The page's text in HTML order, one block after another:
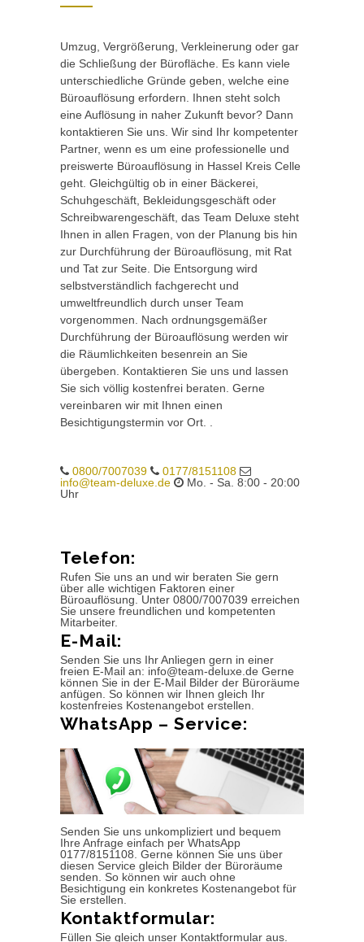
Umzug, Vergrößerung, Verkleinerung oder gar
die Schließung der Bürofläche. Es kann viele
unterschiedliche Gründe geben, welche eine
Büroauflösung erfordern. Ihnen steht solch
eine Auflösung in naher Zukunft bevor? Dann
kontaktieren Sie uns. Wir sind Ihr kompetenter
Partner, wenn es um eine professionelle und
preiswerte Büroauflösung in Hassel Kreis Celle
geht. Gleichgültig ob in einer Bäckerei,
Schuhgeschäft, Bekleidungsgeschäft oder
Schreibwarengeschäft, das Team Deluxe steht
Ihnen in allen Fragen, von der Planung bis hin
zur Durchführung der Büroauflösung, mit Rat
und Tat zur Seite. Die Entsorgung wird
selbstverständlich fachgerecht und
umweltfreundlich durch unser Team
vorgenommen. Nach ordnungsgemäßer
Durchführung der Büroauflösung werden wir
die Räumlichkeiten besenrein an Sie
übergeben. Kontaktieren Sie uns und lassen
Sie sich völlig kostenfrei beraten. Gerne
vereinbaren wir mit Ihnen einen
Besichtigungstermin vor Ort. .
0800/7007039
0177/8151108
info@team-deluxe.de
Mo. - Sa. 8:00 - 20:00
Uhr
Telefon:
Rufen Sie uns an und wir beraten Sie gern
über alle wichtigen Faktoren einer
Büroauflösung. Unter 0800/7007039 erreichen
Sie unsere freundlichen und kompetenten
Mitarbeiter.
E-Mail:
Senden Sie uns Ihr Anliegen gern in einer
freien E-Mail an: info@team-deluxe.de Gerne
können Sie in der E-Mail Bilder der Büroräume
anfügen. So können wir Ihnen gleich Ihr
kostenfreies Kostenangebot erstellen.
WhatsApp – Service:
Senden Sie uns unkompliziert und bequem
Ihre Anfrage einfach per WhatsApp
0177/8151108. Gerne können Sie uns über
diesen Service gleich Bilder der Büroräume
senden. So können wir auch ohne
Besichtigung ein konkretes Kostenangebot für
Sie erstellen.
Kontaktformular:
Füllen Sie gleich unser Kontaktformular aus.